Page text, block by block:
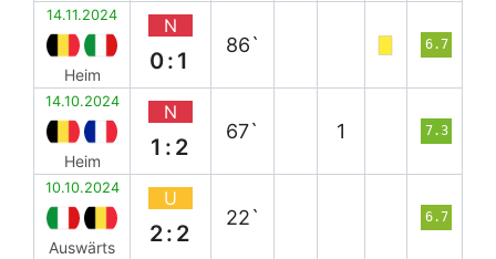
14.11.2024
Heim
N
0:1
86` 6.7
14.10.2024
Heim
N
1:2
67` 1 7.3
10.10.2024
Auswärts
U
2:2
22` 6.7